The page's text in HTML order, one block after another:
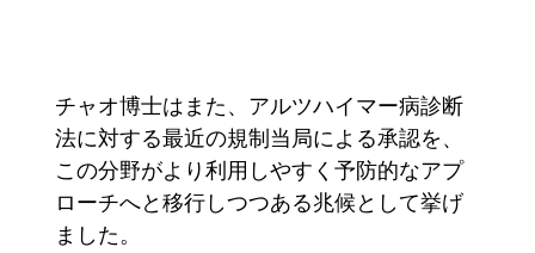
チャオ博士はまた、アルツハイマー病診断
法に対する最近の規制当局による承認を、
この分野がより利用しやすく予防的なアプ
ローチへと移行しつつある兆候として挙げ
ました。